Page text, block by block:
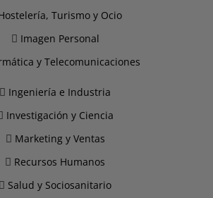
Turismo y Ocio
Imagen Personal
y Telecomunicaciones
Ingeniería e Industria
Investigación y Ciencia
Marketing y Ventas
Recursos Humanos
Salud y Sociosanitario